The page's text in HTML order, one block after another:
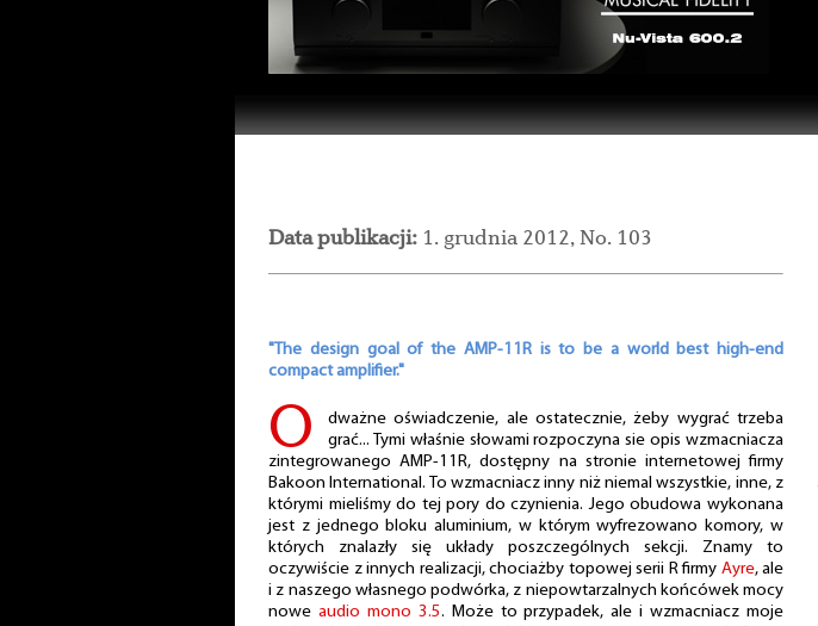
Data publikacji: 1. grudnia 2012, No. 103
"The design goal of the AMP-11R is to be a world best high-end
compact amplifier."
O
dważne oświadczenie, ale ostatecznie, żeby wygrać trzeba
grać... Tymi właśnie słowami rozpoczyna sie opis wzmacniacza
zintegrowanego AMP-11R, dostępny na stronie internetowej firmy
Bakoon International. To wzmacniacz inny niż niemal wszystkie, inne, z
którymi mieliśmy do tej pory do czynienia. Jego obudowa wykonana
jest z jednego bloku aluminium, w którym wyfrezowano komory, w
których znalazły się układy poszczególnych sekcji. Znamy to
oczywiście z innych realizacji, chociażby topowej serii R firmy Ayre, ale
i z naszego własnego podwórka, z niepowtarzalnych końcówek mocy
nowe audio mono 3.5. Może to przypadek, ale i wzmacniacz moje